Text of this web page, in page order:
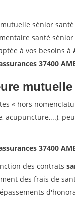
sénior
santé
à vos besoins à
37400
« hors
acupuncture,...),
37400
des contrats
des frais de